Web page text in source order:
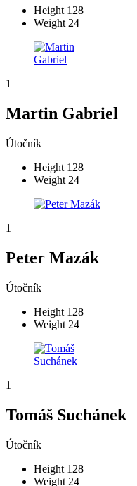
Height 128
Weight 24
1
Martin Gabriel
Útočník
Height 128
Weight 24
1
Peter Mazák
Útočník
Height 128
Weight 24
1
Tomáš Suchánek
Útočník
Height 128
Weight 24